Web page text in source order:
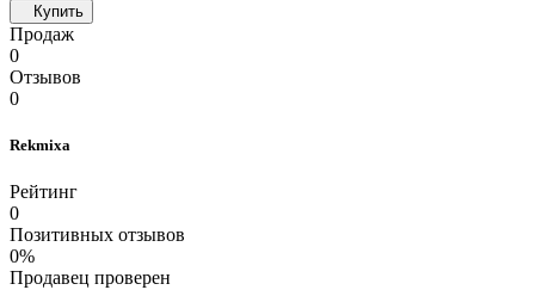
Купить
Продаж
0
Отзывов
0
Rekmixa
Рейтинг
0
Позитивных отзывов
0%
Продавец проверен